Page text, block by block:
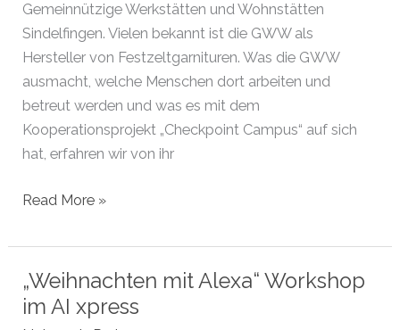
Gemeinnützige Werkstätten und Wohnstätten
Sindelfingen. Vielen bekannt ist die GWW als
Hersteller von Festzeltgarnituren. Was die GWW
ausmacht, welche Menschen dort arbeiten und
betreut werden und was es mit dem
Kooperationsprojekt „Checkpoint Campus“ auf sich
hat, erfahren wir von ihr
Regio
im
Gespräch
Read More »
„Weihnachten mit Alexa“ Workshop
im AI xpress